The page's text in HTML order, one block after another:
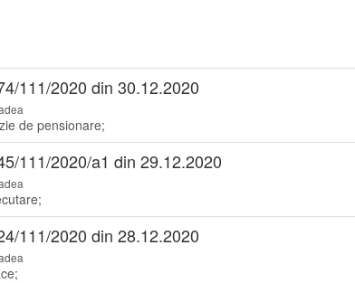
111/2020 din 30.12.2020
de pensionare;
111/2020/a1 din 29.12.2020
111/2020 din 28.12.2020